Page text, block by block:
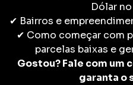
Dólar
✔ Bairros e
✔ Como começar com
parcelas baixas e
Gostou? Fale com um
garanta o